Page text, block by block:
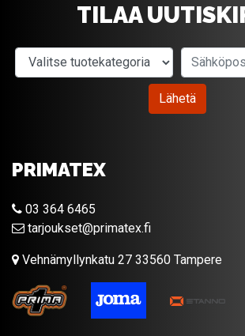
TILAA
Valitse tuotekategoria
Lähetä
PRIMATEX
03 364 6465
tarjoukset@primatex.fi
Vehnämyllynkatu 27 33560 Tampere